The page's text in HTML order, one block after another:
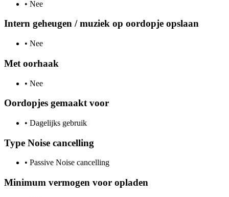
• Nee
Intern geheugen / muziek op oordopje opslaan
• Nee
Met oorhaak
• Nee
Oordopjes gemaakt voor
• Dagelijks gebruik
Type Noise cancelling
• Passive Noise cancelling
Minimum vermogen voor opladen